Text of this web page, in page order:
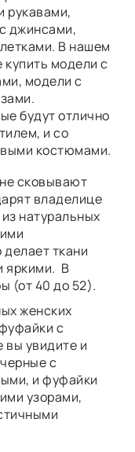
рукавами,
джинсами,
В нашем
модели с
модели с
будут отлично
и со
костюмами.
сковывают
владелице
натуральных
ткани
яркими. В
(от 40 до 52).
женских
с
увидите и
с
и фуфайки
узорами,